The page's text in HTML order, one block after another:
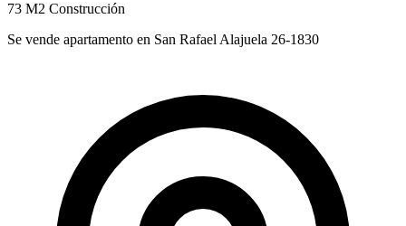
73 M2 Construcción
Se vende apartamento en San Rafael Alajuela 26-1830